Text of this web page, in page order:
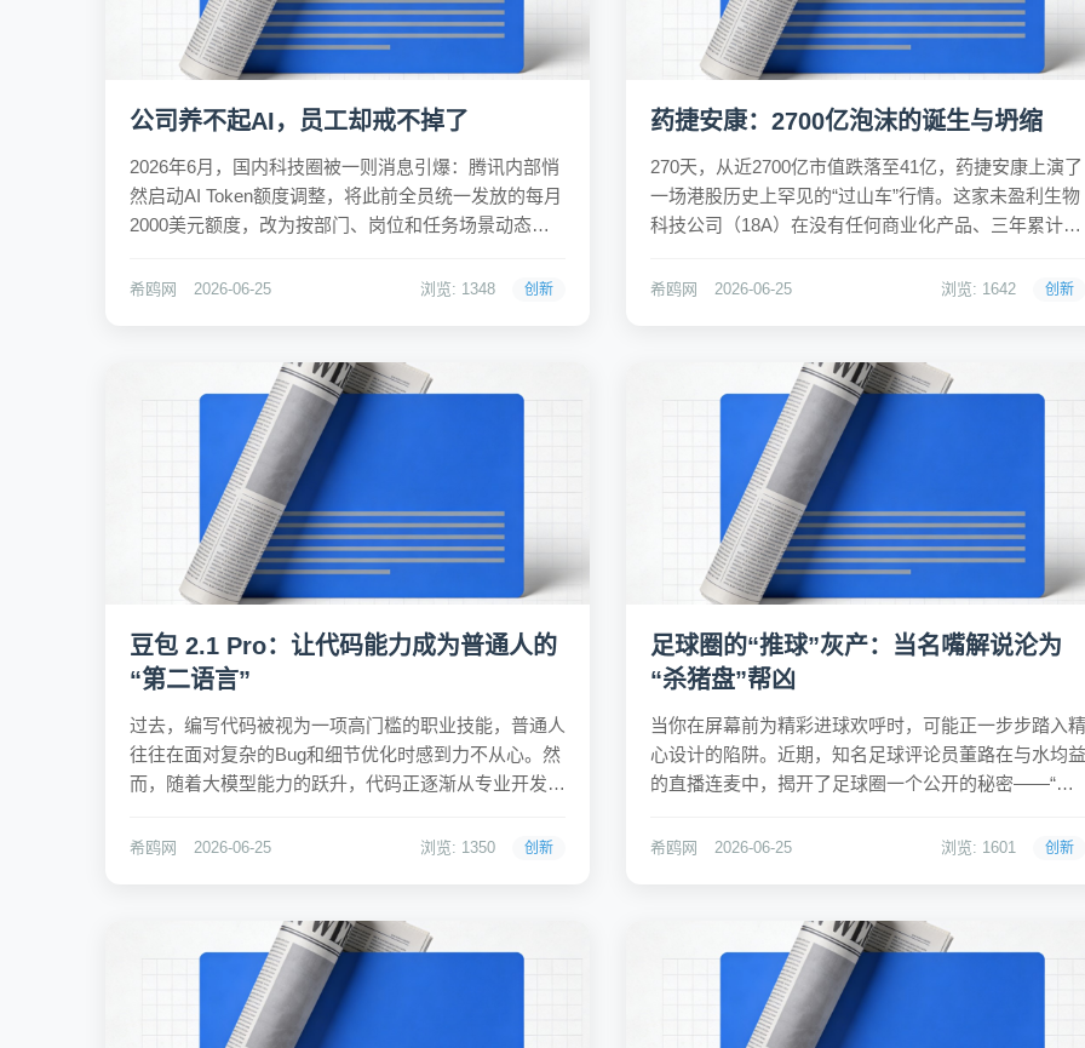
公司养不起AI，员工却戒不掉了
2026年6月，国内科技圈被一则消息引爆：腾讯内部悄
然启动AI Token额度调整，将此前全员统一发放的每月
2000美元额度，改为按部门、岗位和任务场景动态分
元人民币不等，部分边缘部门甚至直接腰斩。这一变化
希鸥网 2026-06-25 浏览: 1348 创新
药捷安康：2700亿泡沫的诞生与坍缩
270天，从近2700亿市值跌落至41亿，药捷安康上演了
一场港股历史上罕见的“过山车”行情。这家未盈利生物
科技公司（18A）在没有任何商业化产品、三年累计亏
的制度缝隙，制造了一场完美的市值幻觉。随着上市满
希鸥网 2026-06-25 浏览: 1642 创新
豆包 2.1 Pro：让代码能力成为普通人的
“第二语言”
过去，编写代码被视为一项高门槛的职业技能，普通人
往往在面对复杂的Bug和细节优化时感到力不从心。然
而，随着大模型能力的跃升，代码正逐渐从专业开发者
力。豆包 2.1 Pro 的发布，标志着国产模型在 Coding
希鸥网 2026-06-25 浏览: 1350 创新
足球圈的“推球”灰产：当名嘴解说沦为
“杀猪盘”帮凶
当你在屏幕前为精彩进球欢呼时，可能正一步步踏入精
心设计的陷阱。近期，知名足球评论员董路在与水均益
的直播连麦中，揭开了足球圈一个公开的秘密——“推
的赌球引流骗局。董路直言，圈内高达98%的人都在从
希鸥网 2026-06-25 浏览: 1601 创新